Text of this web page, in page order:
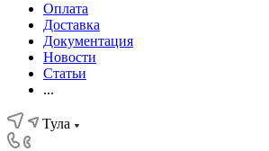
Оплата
Доставка
Документация
Новости
Статьи
...
Тула